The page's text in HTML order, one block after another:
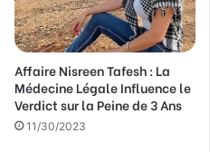
Affaire Nisreen Tafesh : La
Médecine Légale Influence le
Verdict sur la Peine de 3 Ans
11/30/2023